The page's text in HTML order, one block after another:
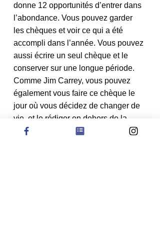
donne 12 opportunités d’entrer dans
l’abondance. Vous pouvez garder
les chèques et voir ce qui a été
accompli dans l’année. Vous pouvez
aussi écrire un seul chèque et le
conserver sur une longue période.
Comme Jim Carrey, vous pouvez
également vous faire ce chèque le
jour où vous décidez de changer de
vie, et le rédiger en dehors de la
nouvelle lune.